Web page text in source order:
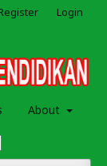
About
Login